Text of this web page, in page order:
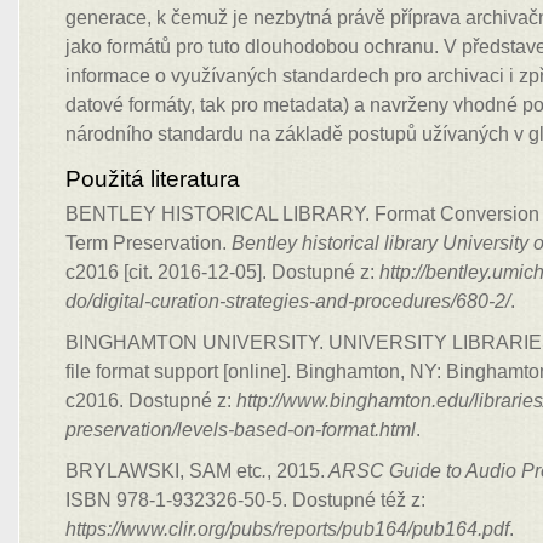
generace, k čemuž je nezbytná právě příprava
jako formátů pro tuto dlouhodobou ochranu. V
informace o využívaných standardech pro archivaci i
datové formáty, tak pro metadata) a navrženy vhodné
národního standardu na základě postupů užívaných v
Použitá literatura
BENTLEY HISTORICAL LIBRARY. Format
Term Preservation.Bentley historical library University
c2016 [cit. 2016-12-05]. Dostupné z:http://
do/digital-curation-strategies-and-procedures/680-2/.
BINGHAMTON UNIVERSITY. UNIVERSITY
file format support [online]. Binghamton, NY:
c2016. Dostupné z:http://www.binghamton.edu/
preservation/levels-based-on-format.html.
BRYLAWSKI, SAM etc., 2015. ARSC Guide to Audio
ISBN 978-1-932326-50-5. Dostupné též z:
https://www.clir.org/pubs/reports/pub164/pub164.pdf.